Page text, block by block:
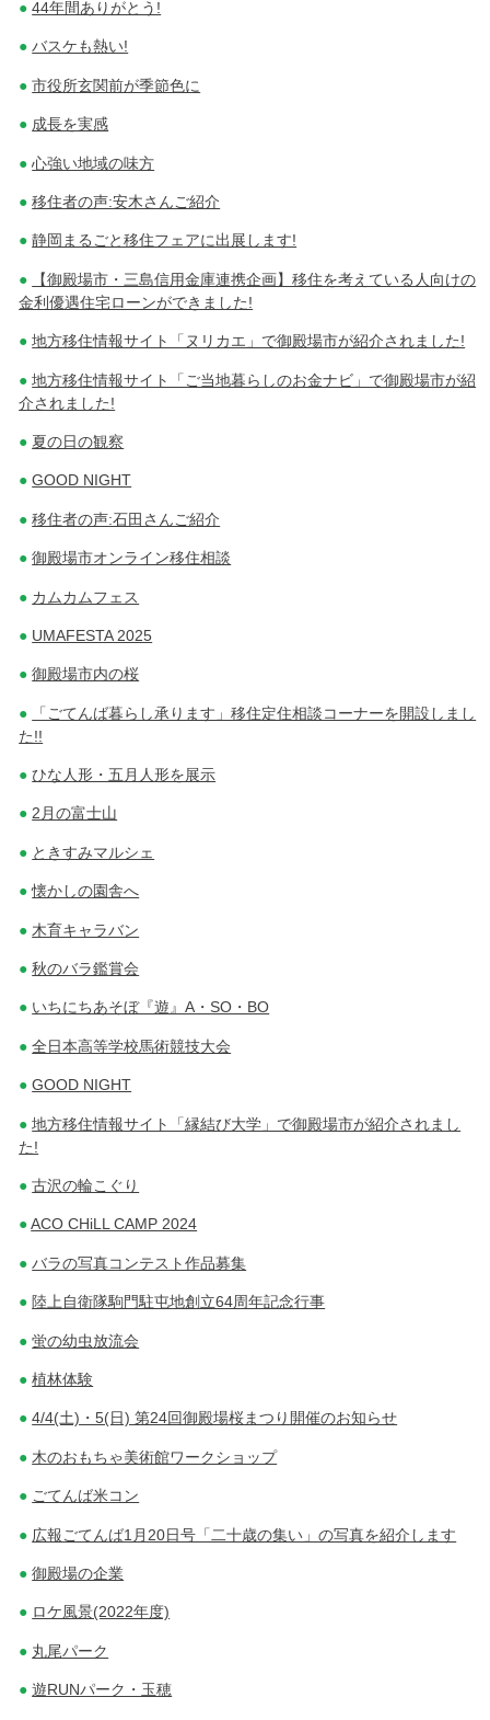
44年間ありがとう!
バスケも熱い!
市役所玄関前が季節色に
成長を実感
心強い地域の味方
移住者の声:安木さんご紹介
静岡まるごと移住フェアに出展します!
【御殿場市・三島信用金庫連携企画】移住を考えている人向けの
金利優遇住宅ローンができました!
地方移住情報サイト「ヌリカエ」で御殿場市が紹介されました!
地方移住情報サイト「ご当地暮らしのお金ナビ」で御殿場市が紹
介されました!
夏の日の観察
GOOD NIGHT
移住者の声:石田さんご紹介
御殿場市オンライン移住相談
カムカムフェス
UMAFESTA 2025
御殿場市内の桜
「ごてんば暮らし承ります」移住定住相談コーナーを開設しまし
た!!
ひな人形・五月人形を展示
2月の富士山
ときすみマルシェ
懐かしの園舎へ
木育キャラバン
秋のバラ鑑賞会
いちにちあそぼ『遊』A・SO・BO
全日本高等学校馬術競技大会
GOOD NIGHT
地方移住情報サイト「縁結び大学」で御殿場市が紹介されまし
た!
古沢の輪こぐり
ACO CHiLL CAMP 2024
バラの写真コンテスト作品募集
陸上自衛隊駒門駐屯地創立64周年記念行事
蛍の幼虫放流会
植林体験
4/4(土)・5(日) 第24回御殿場桜まつり開催のお知らせ
木のおもちゃ美術館ワークショップ
ごてんば米コン
広報ごてんば1月20日号「二十歳の集い」の写真を紹介します
御殿場の企業
ロケ風景(2022年度)
丸尾パーク
遊RUNパーク・玉穂